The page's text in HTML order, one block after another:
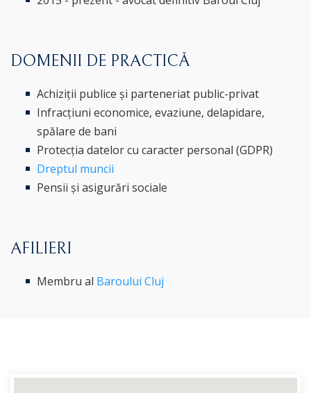
DOMENII DE PRACTICĂ
Achiziții publice și parteneriat public-privat
Infracțiuni economice, evaziune, delapidare,
spălare de bani
Protecția datelor cu caracter personal (GDPR)
Dreptul muncii
Pensii și asigurări sociale
AFILIERI
Membru al Baroului Cluj